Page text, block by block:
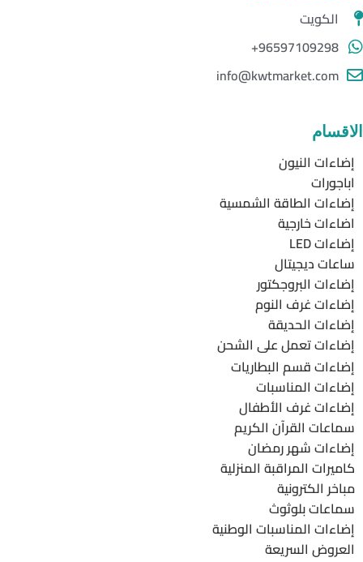
الكويت
96597109298+
info@kwtmarket.com
الاقسام
إضاءات النيون
اباجورات
إضاءات الطاقة الشمسية
اضاءات خارجية
إضاءات LED
ساعات ديجيتال
إضاءات البروجكتور
إضاءات غرف النوم
إضاءات الحديقة
إضاءات تعمل على الشحن
إضاءات قسم البطاريات
إضاءات المناسبات
إضاءات غرف الأطفال
سماعات القرآن الكريم
إضاءات شهر رمضان
كاميرات المراقبة المنزلية
مباخر الكترونية
سماعات بلوثوث
إضاءات المناسبات الوطنية
العروض السريعة